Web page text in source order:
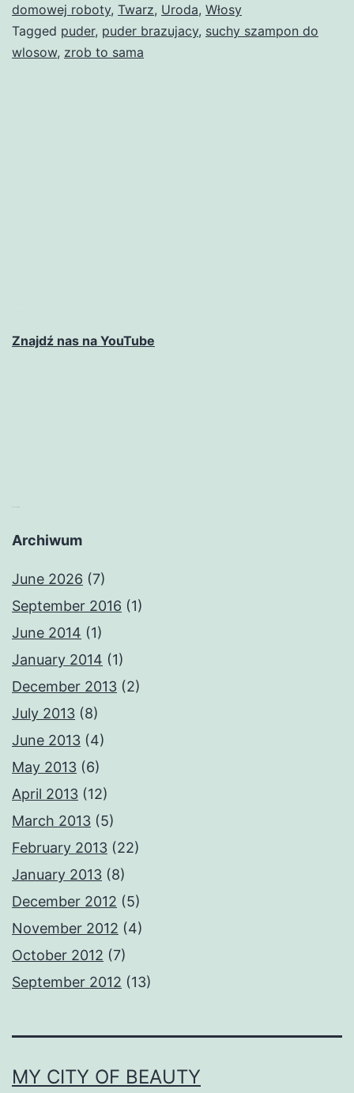
domowej roboty, Twarz, Uroda, Włosy
Tagged puder, puder brazujacy, suchy szampon do
wlosow, zrob to sama
Znajdź nas na YouTube
Archiwum
June 2026 (7)
September 2016 (1)
June 2014 (1)
January 2014 (1)
December 2013 (2)
July 2013 (8)
June 2013 (4)
May 2013 (6)
April 2013 (12)
March 2013 (5)
February 2013 (22)
January 2013 (8)
December 2012 (5)
November 2012 (4)
October 2012 (7)
September 2012 (13)
MY CITY OF BEAUTY